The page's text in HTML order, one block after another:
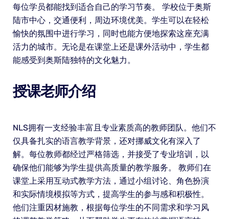
每位学员都能找到适合自己的学习节奏。 学校位于奥斯
陆市中心，交通便利，周边环境优美。学生可以在轻松
愉快的氛围中进行学习，同时也能方便地探索这座充满
活力的城市。无论是在课堂上还是课外活动中，学生都
能感受到奥斯陆独特的文化魅力。
授课老师介绍
NLS拥有一支经验丰富且专业素质高的教师团队。他们不
仅具备扎实的语言教学背景，还对挪威文化有深入了
解。每位教师都经过严格筛选，并接受了专业培训，以
确保他们能够为学生提供高质量的教学服务。 教师们在
课堂上采用互动式教学方法，通过小组讨论、角色扮演
和实际情境模拟等方式，提高学生的参与感和积极性。
他们注重因材施教，根据每位学生的不同需求和学习风